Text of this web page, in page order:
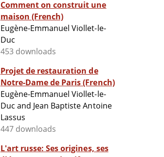
Comment on construit une
maison (French)
Eugène-Emmanuel Viollet-le-
Duc
453 downloads
Projet de restauration de
Notre-Dame de Paris (French)
Eugène-Emmanuel Viollet-le-
Duc and Jean Baptiste Antoine
Lassus
447 downloads
L'art russe: Ses origines, ses